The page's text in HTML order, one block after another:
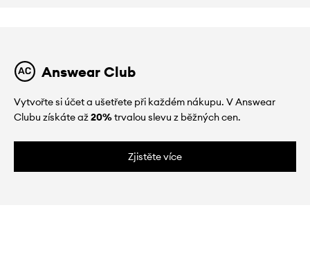
Answear Club
Vytvořte si účet a ušetřete při každém nákupu. V Answear
Clubu získáte až20%trvalou slevu z běžných cen.
Zjistěte více